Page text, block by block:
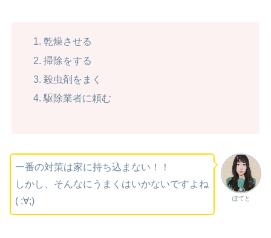
乾燥させる
掃除をする
殺虫剤をまく
駆除業者に頼む
ぽてと
一番の対策は家に持ち込まない！！
しかし、そんなにうまくはいかないですよね
( ;∀;)